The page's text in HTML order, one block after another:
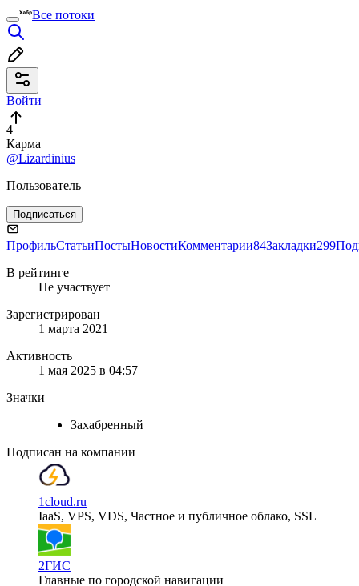
Все потоки
Войти
4
Карма
@Lizardinius
Пользователь
Подписаться
ПрофильСтатьиПостыНовостиКомментарии84Закладки299
В рейтинге
Не участвует
Зарегистрирован
1 марта 2021
Активность
1 мая 2025 в 04:57
Значки
Захабренный
Подписан на компании
1cloud.ru
IaaS, VPS, VDS, Частное и публичное облако, SSL
2ГИС
Главные по городской навигации